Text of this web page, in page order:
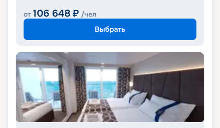
от 106 648 ₽ /чел
Выбрать